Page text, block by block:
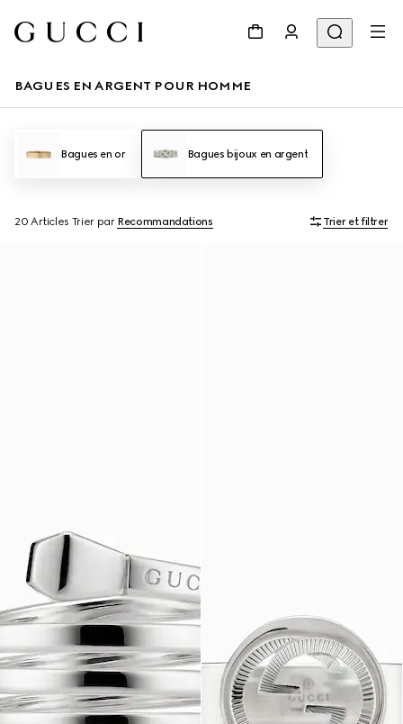
BAGUES EN ARGENT POUR HOMME
Bagues en or Bagues bijoux en argent
20 Articles Trier par Recommandations Trier et filtrer